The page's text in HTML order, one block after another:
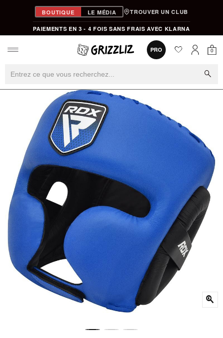
BOUTIQUE LE MÉDIA TROUVER UN CLUB
PAIEMENTS EN 3 - 4 FOIS SANS FRAIS AVEC KLARNA
PRO favorite0
0
search
zoom_in